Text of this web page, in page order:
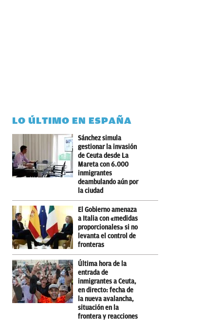
LO ÚLTIMO EN ESPAÑA
Sánchez simula
gestionar la invasión
de Ceuta desde La
Mareta con 6.000
inmigrantes
deambulando aún por
la ciudad
El Gobierno amenaza
a Italia con «medidas
proporcionales» si no
levanta el control de
fronteras
Última hora de la
entrada de
inmigrantes a Ceuta,
en directo: fecha de
la nueva avalancha,
situación en la
frontera y reacciones